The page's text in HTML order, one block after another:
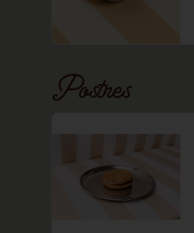
Postres